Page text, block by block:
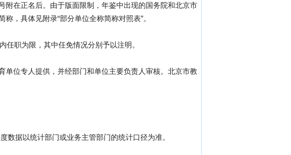
附在正名后。由于版面限制，年鉴中出现的国务院和北京市
，具体见附录“部分单位全称简称对照表”。
任职为限，其中任免情况分别予以注明。
位专人提供，并经部门和单位主要负责人审核。北京市教
数据以统计部门或业务主管部门的统计口径为准。